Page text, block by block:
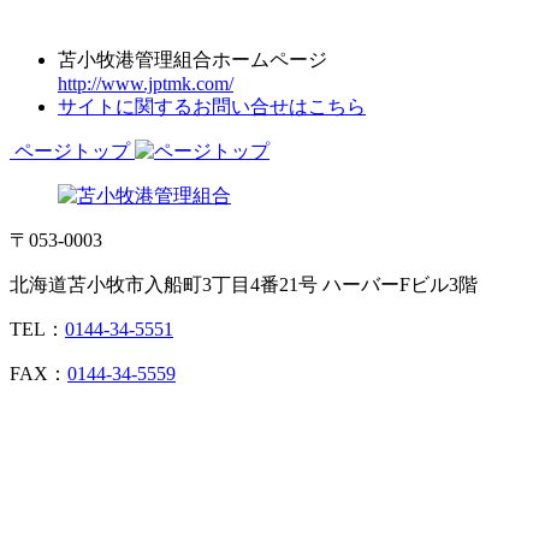
苫小牧港管理組合ホームページ
http://www.jptmk.com/
サイトに関するお問い合せはこちら
ページトップ
〒053-0003
北海道苫小牧市入船町3丁目4番21号 ハーバーFビル3階
TEL： 0144-34-5551
FAX： 0144-34-5559